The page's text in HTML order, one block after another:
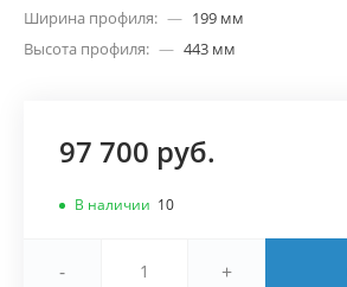
Ширина профиля: — 199 мм
Высота профиля: — 443 мм
97 700 руб.
В наличии 10
- +